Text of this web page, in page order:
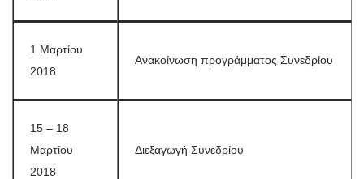
1 Μαρτίου
2018
Ανακοίνωση προγράμματος Συνεδρίου
15 – 18
Μαρτίου
2018
Διεξαγωγή Συνεδρίου